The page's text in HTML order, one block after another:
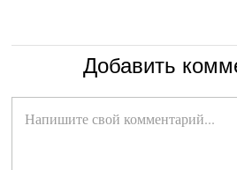
Добавить